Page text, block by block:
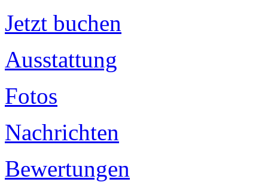
Jetzt buchen
Ausstattung
Fotos
Nachrichten
Bewertungen